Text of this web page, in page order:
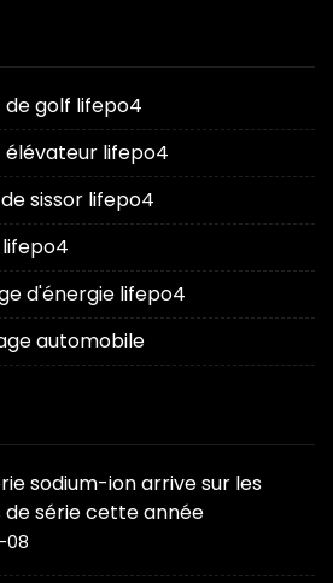
golf lifepo4
lifepo4
sissor lifepo4
d'énergie lifepo4
automobile
sodium-ion arrive sur les
de série cette année
08